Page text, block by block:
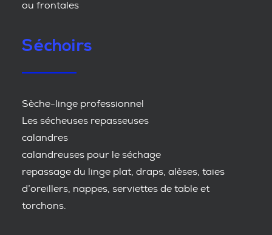
ou frontales
Séchoirs
Sèche-linge professionnel
Les sécheuses repasseuses
calandres
calandreuses pour le séchage
repassage du linge plat, draps, alèses, taies
d’oreillers, nappes, serviettes de table et
torchons.